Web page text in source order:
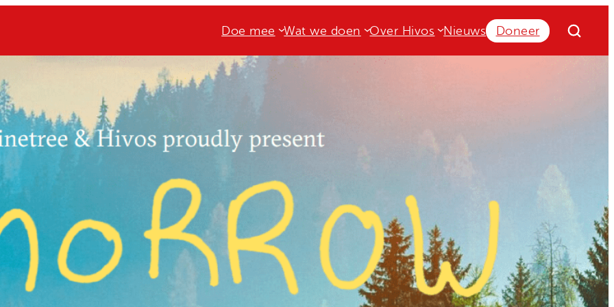
Doe mee Wat we doen Over Hivos Nieuws Doneer